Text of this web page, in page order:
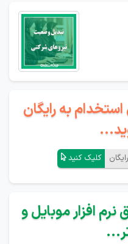
استخدام به رایگان
کلیک کنید
افزار موبایل و